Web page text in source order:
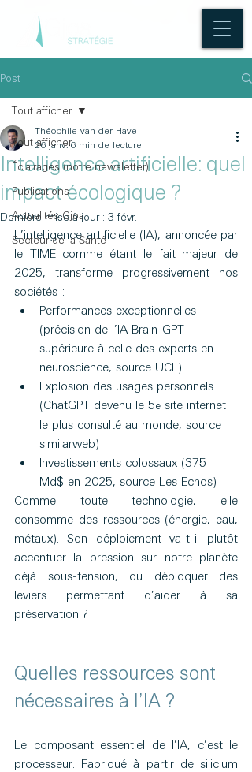
Post
Tout afficher
Éclairages (notre newsletter)
Publications
Actualités Gjoa
Secteur de la Santé
Tout afficher
Intelligence artificielle: quel
impact écologique ?
Théophile van der Have
26 janv. 6 min de lecture
Dernière mise à jour : 3 févr.
L’intelligence artificielle (IA), annoncée par
le TIME comme étant le fait majeur de
2025, transforme progressivement nos
sociétés :
Performances exceptionnelles
(précision de l’IA Brain-GPT
supérieure à celle des experts en
neuroscience, source UCL)
Explosion des usages personnels
(ChatGPT devenu le 5e site internet
le plus consulté au monde, source
similarweb)
Investissements colossaux (375
Md$ en 2025, source Les Echos)
Comme toute technologie, elle
consomme des ressources (énergie, eau,
métaux). Son déploiement va-t-il plutôt
accentuer la pression sur notre planète
déjà sous-tension, ou débloquer des
leviers permettant d’aider à sa
préservation ?
Quelles ressources sont
nécessaires à l’IA ?
Le composant essentiel de l’IA, c’est le
processeur. Fabriqué à partir de silicium